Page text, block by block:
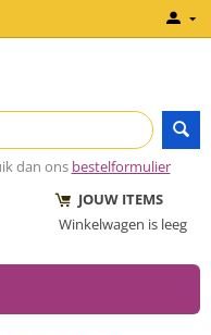
dan ons bestelformulier
JOUW ITEMS
Winkelwagen is leeg